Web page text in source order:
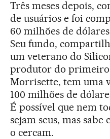
Três meses depois,
de usuários e foi
60 milhões de
Seu fundo,
um veterano do
produtor do primeiro
Morrisette, tem uma
100 milhões de
É possível que nem
sejam seus, mas sabe
o cercam.